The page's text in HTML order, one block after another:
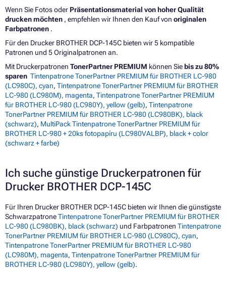
Wenn Sie Fotos oder Präsentationsmaterial von hoher Qualität
drucken möchten , empfehlen wir Ihnen den Kauf von originalen
Farbpatronen .
Für den Drucker BROTHER DCP-145C bieten wir 5 kompatible
Patronen und 5 Originalpatronen an.
Mit Druckerpatronen TonerPartner PREMIUM können Sie bis zu 80%
sparen Tintenpatrone TonerPartner PREMIUM für BROTHER LC-980
(LC980C), cyan, Tintenpatrone TonerPartner PREMIUM für BROTHER
LC-980 (LC980M), magenta, Tintenpatrone TonerPartner PREMIUM
für BROTHER LC-980 (LC980Y), yellow (gelb), Tintenpatrone
TonerPartner PREMIUM für BROTHER LC-980 (LC980BK), black
(schwarz), MultiPack Tintenpatrone TonerPartner PREMIUM für
BROTHER LC-980 + 20ks fotopapíru (LC980VALBP), black + color
(schwarz + farbe)
Ich suche günstige Druckerpatronen für
Drucker BROTHER DCP-145C
Für Ihren Drucker BROTHER DCP-145C bieten wir Ihnen die günstigste
SchwarzpatroneTintenpatrone TonerPartner PREMIUM für BROTHER
LC-980 (LC980BK), black (schwarz) und Farbpatronen Tintenpatrone
TonerPartner PREMIUM für BROTHER LC-980 (LC980C), cyan,
Tintenpatrone TonerPartner PREMIUM für BROTHER LC-980
(LC980M), magenta, Tintenpatrone TonerPartner PREMIUM für
BROTHER LC-980 (LC980Y), yellow (gelb).